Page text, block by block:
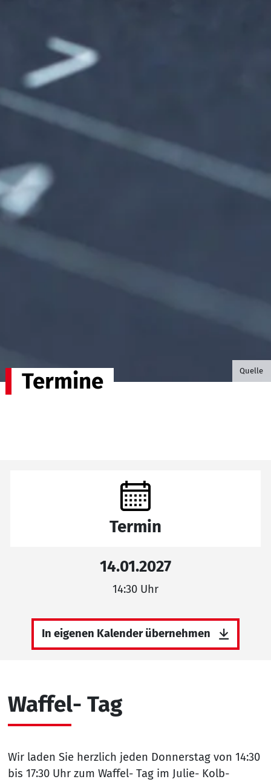
©B.G.
Quelle
Termine
Waffel- Tag
Wir laden Sie herzlich jeden Donnerstag von 14:30
bis 17:30 Uhr zum Waffel- Tag im Julie- Kolb-
Termin
14.01.2027
14:30 Uhr
In eigenen Kalender übernehmen